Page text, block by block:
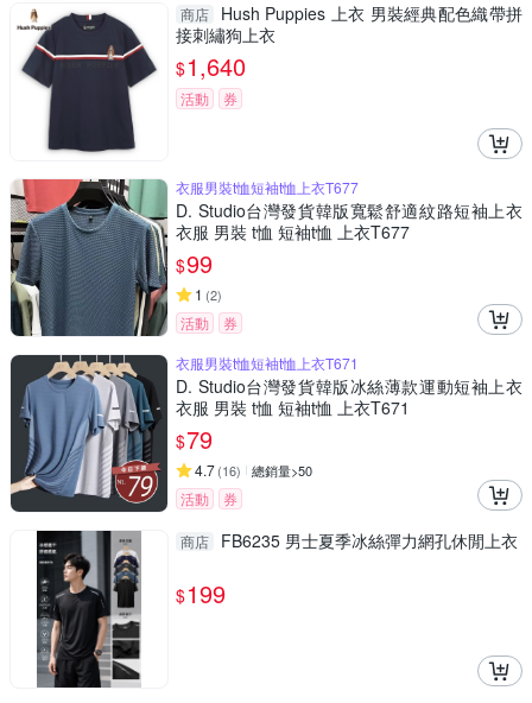
商店
Hush Puppies 上衣 男裝經典配色織帶拼
接刺繡狗上衣
$1,640
活動 券
衣服男裝t恤短袖t恤上衣T677
D. Studio台灣發貨韓版寬鬆舒適紋路短袖上衣
衣服 男裝 t恤 短袖t恤 上衣T677
$99
1 (2)
活動
券
衣服男裝t恤短袖t恤上衣T671
D. Studio台灣發貨韓版冰絲薄款運動短袖上衣
衣服 男裝 t恤 短袖t恤 上衣T671
$79
4.7(16) 總銷量>50
活動 券
商店 FB6235 男士夏季冰絲彈力網孔休閒上衣
$199